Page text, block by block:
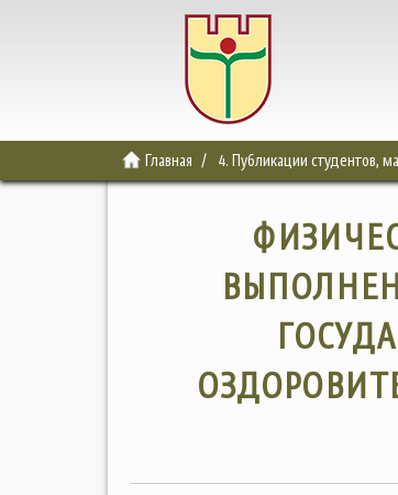
Главная 4. Публикации студентов,